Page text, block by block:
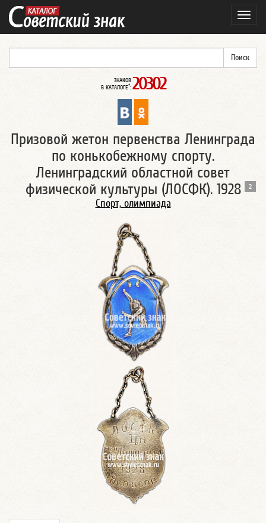
ЗНАКОВ
В КАТАЛОГЕ*: 20302
Призовой жетон первенства Ленинграда
по конькобежному спорту.
Ленинградский областной совет
физической культуры (ЛОСФК). 1928
2
Спорт, олимпиада